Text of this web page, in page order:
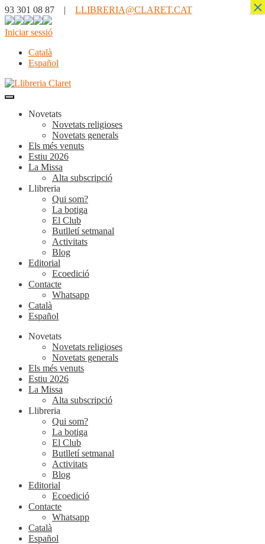
93 301 08 87 | LLIBRERIA@CLARET.CAT
Iniciar sessió
Català
Español
Novetats
Novetats religioses
Novetats generals
Els més venuts
Estiu 2026
La Missa
Alta subscripció
Llibreria
Qui som?
La botiga
El Club
Butlletí setmanal
Activitats
Blog
Editorial
Ecoedició
Contacte
Whatsapp
Català
Español
Novetats
Novetats religioses
Novetats generals
Els més venuts
Estiu 2026
La Missa
Alta subscripció
Llibreria
Qui som?
La botiga
El Club
Butlletí setmanal
Activitats
Blog
Editorial
Ecoedició
Contacte
Whatsapp
Català
Español
×